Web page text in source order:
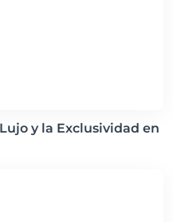
y la Exclusividad en